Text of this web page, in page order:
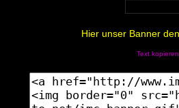
Hier unser Banner
Text